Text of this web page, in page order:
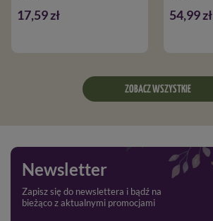
17,59 zł 54,99 zł
ZOBACZ WSZYSTKIE
Newsletter
Zapisz się do newslettera i bądź na
bieżąco z aktualnymi promocjami